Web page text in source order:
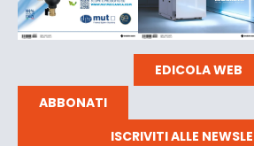
EDICOLA WEB
ABBONATI
ISCRIVITI ALLE